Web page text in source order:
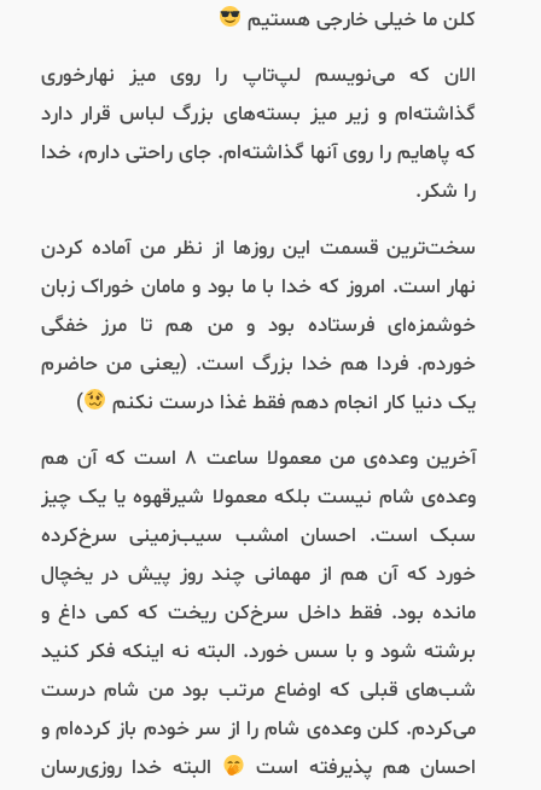
کلن ما خیلی خارجی هستیم
الان که می‌نویسم لپ‌تاپ را روی میز نهارخوری
گذاشته‌ام و زیر میز بسته‌های بزرگ لباس قرار دارد
که پاهایم را روی آنها گذاشته‌ام. جای راحتی دارم، خدا
را شکر.
سخت‌ترین قسمت این روزها از نظر من آماده کردن
نهار است. امروز که خدا با ما بود و مامان خوراک زبان
خوشمزه‌ای فرستاده بود و من هم تا مرز خفگی
خوردم. فردا هم خدا بزرگ است. (یعنی من حاضرم
یک دنیا کار انجام دهم فقط غذا درست نکنم
)
آخرین وعده‌ی من معمولا ساعت ۸ است که آن هم
وعده‌ی شام نیست بلکه معمولا شیر‌قهوه‌ یا یک چیز
سبک است. احسان امشب سیب‌زمینی سرخ‌کرده
خورد که آن هم از مهمانی چند روز پیش در یخچال
مانده بود. فقط داخل سرخ‌کن ریخت که کمی داغ و
برشته شود و با سس خورد. البته نه اینکه فکر کنید
شب‌های قبلی که اوضاع مرتب بود من شام درست
می‌کردم. کلن وعده‌ی شام را از سر خودم باز کرده‌ام و
احسان هم پذیرفته‌ است
البته خدا روزی‌رسان